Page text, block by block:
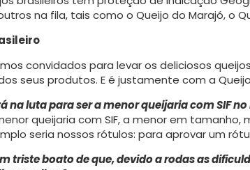
na fila, tais como o Queijo do Marajó, o
convidados para le­var os deliciosos
seus produtos. E é justamente com a
na luta para ser a me­nor queijaria com SIF
queijaria com SIF, a menor em
seria nossos rótulos: para aprovar um
triste boato de que, de­vido a rodas as